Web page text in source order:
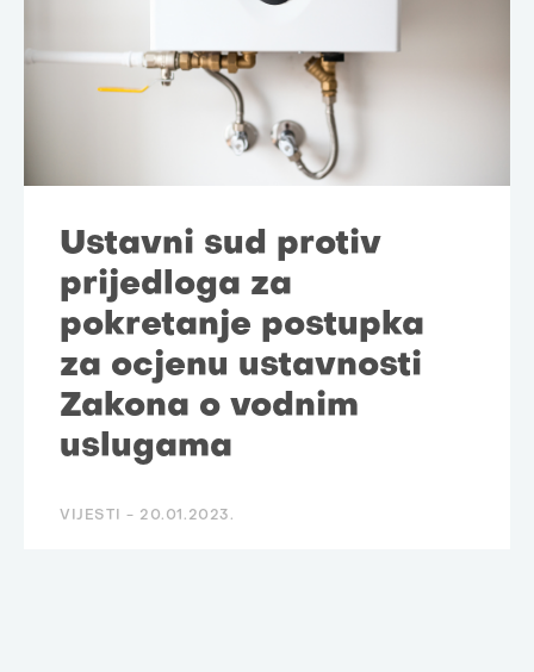
Ustavni sud protiv
prijedloga za
pokretanje postupka
za ocjenu ustavnosti
Zakona o vodnim
uslugama
VIJESTI - 20.01.2023.